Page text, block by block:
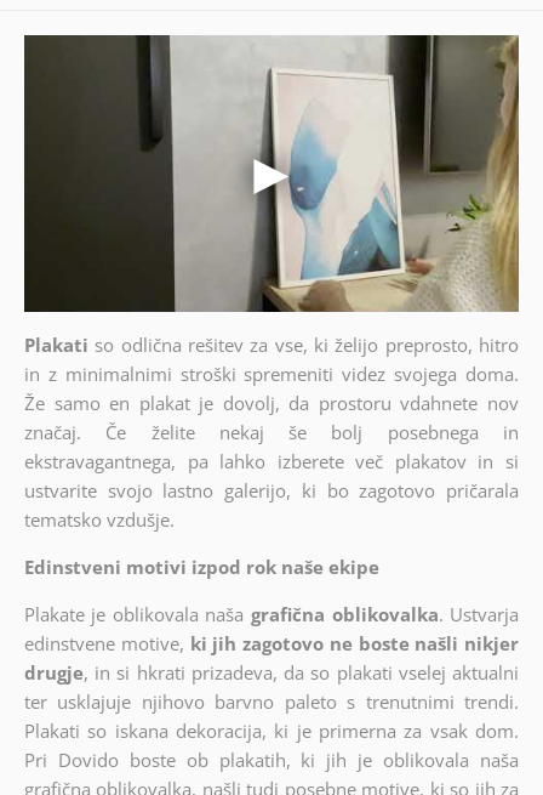
Plakati so odlična rešitev za vse, ki želijo preprosto, hitro
in z minimalnimi stroški spremeniti videz svojega doma.
Že samo en plakat je dovolj, da prostoru vdahnete nov
značaj. Če želite nekaj še bolj posebnega in
ekstravagantnega, pa lahko izberete več plakatov in si
ustvarite svojo lastno galerijo, ki bo zagotovo pričarala
tematsko vzdušje.
Edinstveni motivi izpod rok naše ekipe
Plakate je oblikovala naša grafična oblikovalka. Ustvarja
edinstvene motive, ki jih zagotovo ne boste našli nikjer
drugje, in si hkrati prizadeva, da so plakati vselej aktualni
ter usklajuje njihovo barvno paleto s trenutnimi trendi.
Plakati so iskana dekoracija, ki je primerna za vsak dom.
Pri Dovido boste ob plakatih, ki jih je oblikovala naša
grafična oblikovalka, našli tudi posebne motive, ki so jih za